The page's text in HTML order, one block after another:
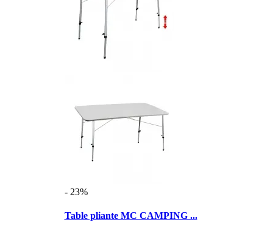
- 23%
Table pliante MC CAMPING ...